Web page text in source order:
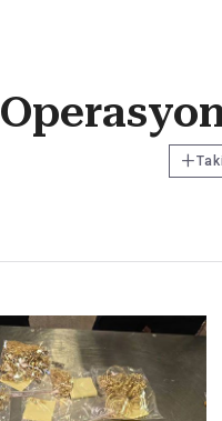
Editör masamıza bilgi ve
+